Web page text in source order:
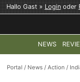
Hallo Gast »Loginoder
NEWS
TOP-THEMEN:
Portal / News /Action /